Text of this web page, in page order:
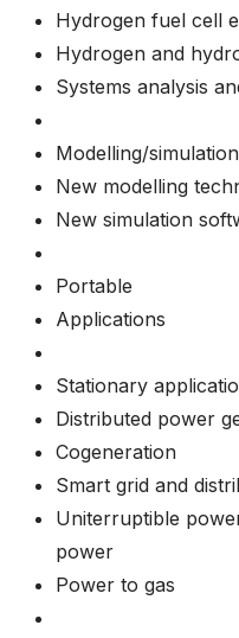
Hydrogen fuel cell
Hydrogen and
Systems analysis
Modelling/
New modelling
New simulation
Portable
Applications
Stationary
Distributed power
Cogeneration
Smart grid and
Uniterruptible
power
Power to gas